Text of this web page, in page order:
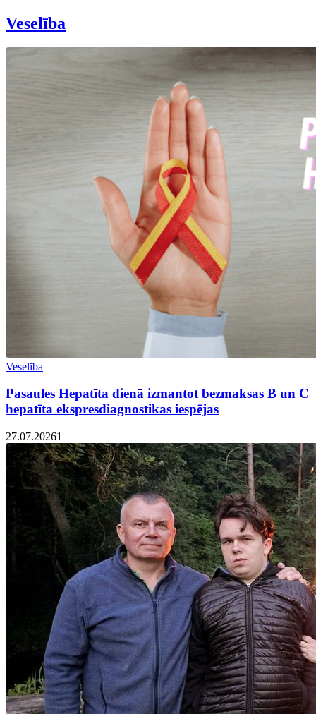
Veselība
Veselība
Pasaules Hepatīta dienā izmantot bezmaksas B un C
hepatīta ekspresdiagnostikas iespējas
27.07.20261